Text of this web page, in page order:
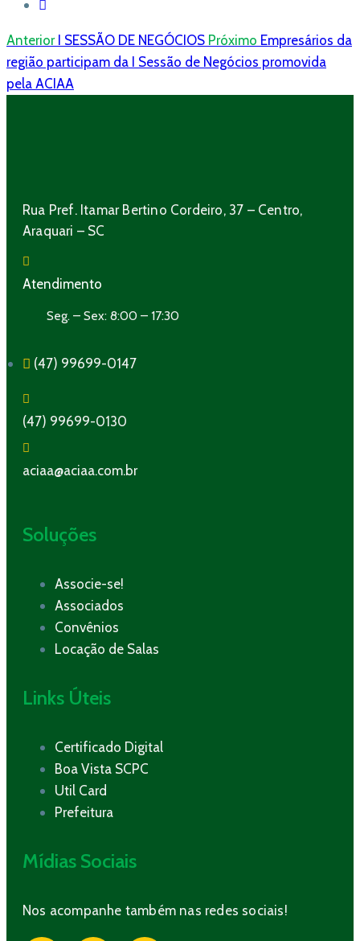
Anterior I SESSÃO DE NEGÓCIOS Próximo Empresários da
região participam da I Sessão de Negócios promovida
pela ACIAA
Rua Pref. Itamar Bertino Cordeiro, 37 – Centro,
Araquari – SC
Atendimento
Seg. – Sex: 8:00 – 17:30
(47) 99699-0147
(47) 99699-0130
aciaa@aciaa.com.br
Soluções
Associe-se!
Associados
Convênios
Locação de Salas
Links Úteis
Certificado Digital
Boa Vista SCPC
Util Card
Prefeitura
Mídias Sociais
Nos acompanhe também nas redes sociais!